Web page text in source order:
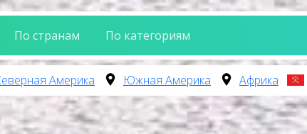
По странам По категориям
Америка Южная Америка Африка